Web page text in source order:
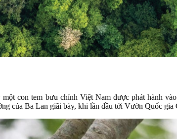
con tem bưu chính Việt Nam được phát hành
của Ba Lan giãi bày, khi lần đầu tới Vườn Quốc gia